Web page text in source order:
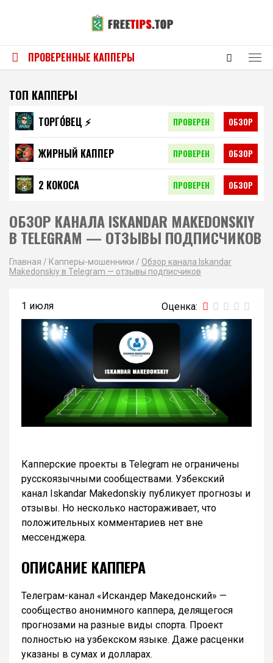
ПРОВЕРЕННЫЕ КАППЕРЫ
ТОП КАППЕРЫ
ТОРГО́ВЕЦ ⚡️ ПРОВЕРЕН ОБЗОР
ЖИРНЫЙ КАППЕР ПРОВЕРЕН ОБЗОР
2 КОКОСА ПРОВЕРЕН ОБЗОР
ОБЗОР КАНАЛА ISKANDAR MAKEDONSKIY
В TELEGRAM — ОТЗЫВЫ ПОДПИСЧИКОВ
Главная / Капперы-мошенники / Обзор канала Iskandar
Makedonskiy в Telegram — отзывы подписчиков
1 июля
Капперские проекты в Telegram не ограничены
русскоязычными сообществами. Узбекский
канал Iskandar Makedonskiy публикует прогнозы и
отзывы. Но несколько настораживает, что
положительных комментариев нет вне
мессенджера.
ОПИСАНИЕ КАППЕРА
Телеграм-канал «Искандер Македонский» —
сообщество анонимного каппера, делящегося
прогнозами на разные виды спорта. Проект
полностью на узбекском языке. Даже расценки
указаны в сумах и долларах.